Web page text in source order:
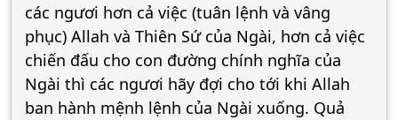
các ngươi hơn cả việc (tuân lệnh và vâng
phục) Allah và Thiên Sứ của Ngài, hơn cả việc
chiến đấu cho con đường chính nghĩa của
Ngài thì các ngươi hãy đợi cho tới khi Allah
ban hành mệnh lệnh của Ngài xuống. Quả